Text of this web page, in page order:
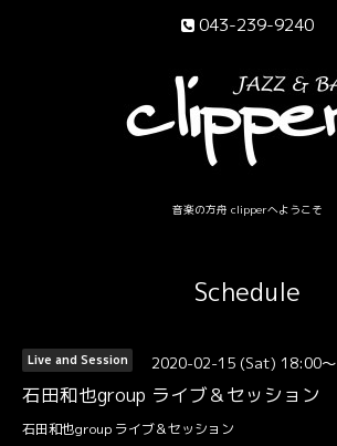
043-239-9240
音楽の方舟 clipperへようこそ
Schedule
Live and Session 2020-02-15 (Sat) 18:00～
石田和也group ライブ＆セッション
石田和也group ライブ＆セッション